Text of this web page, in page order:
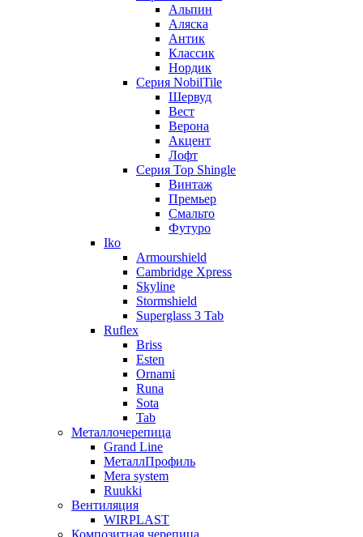
Альпин
Аляска
Антик
Классик
Нордик
Серия NobilTile
Шервуд
Вест
Верона
Акцент
Лофт
Серия Top Shingle
Винтаж
Премьер
Смальто
Футуро
Iko
Armourshield
Cambridge Xpress
Skyline
Stormshield
Superglass 3 Tab
Ruflex
Briss
Esten
Ornami
Runa
Sota
Tab
Металлочерепица
Grand Line
МеталлПрофиль
Mera system
Ruukki
Вентиляция
WIRPLAST
Композитная черепица